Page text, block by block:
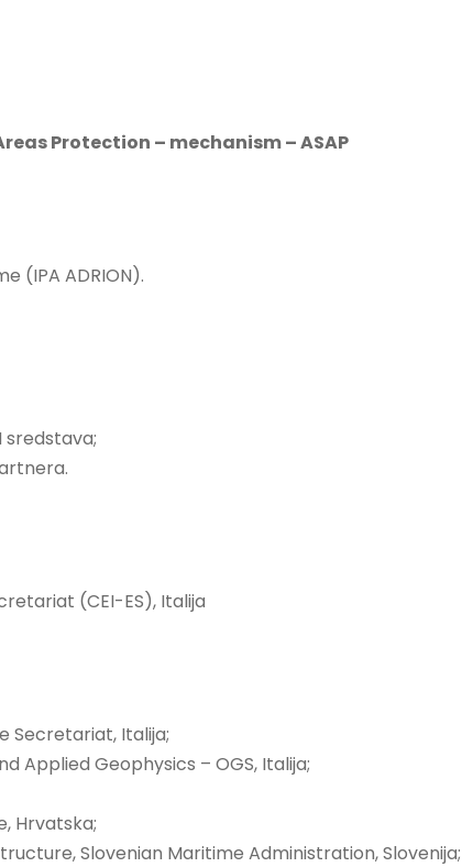
Protection – mechanism – ASAP
(IPA ADRION).
sredstava;
(CEI-ES), Italija
Secretariat, Italija;
Applied Geophysics – OGS, Italija;
Hrvatska;
Slovenian Maritime Administration, Slovenija;